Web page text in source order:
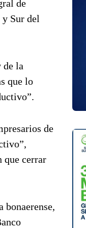
de
Sur del
de la
que lo
de
que cerrar